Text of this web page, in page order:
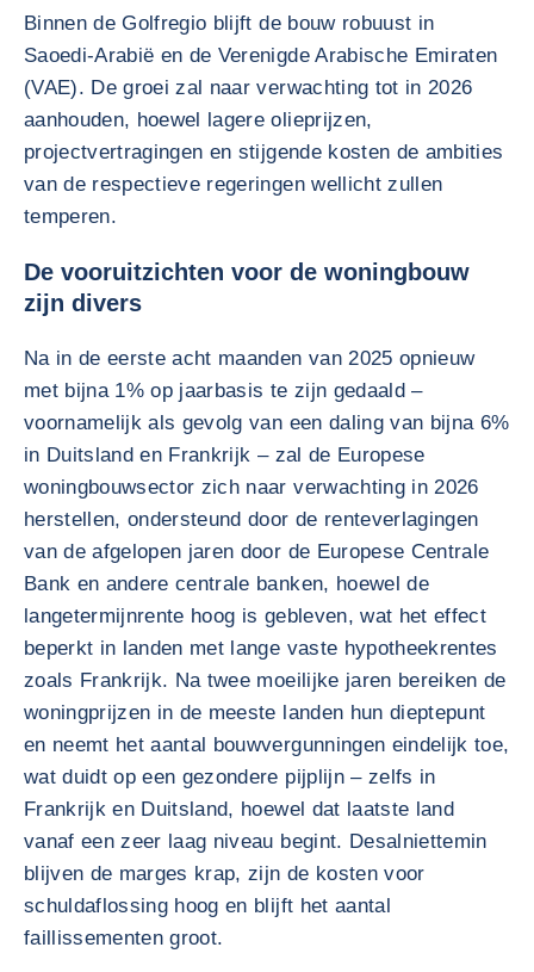
Binnen de Golfregio blijft de bouw robuust in
Saoedi-Arabië en de Verenigde Arabische Emiraten
(VAE). De groei zal naar verwachting tot in 2026
aanhouden, hoewel lagere olieprijzen,
projectvertragingen en stijgende kosten de ambities
van de respectieve regeringen wellicht zullen
temperen.
De vooruitzichten voor de woningbouw
zijn divers
Na in de eerste acht maanden van 2025 opnieuw
met bijna 1% op jaarbasis te zijn gedaald –
voornamelijk als gevolg van een daling van bijna 6%
in Duitsland en Frankrijk – zal de Europese
woningbouwsector zich naar verwachting in 2026
herstellen, ondersteund door de renteverlagingen
van de afgelopen jaren door de Europese Centrale
Bank en andere centrale banken, hoewel de
langetermijnrente hoog is gebleven, wat het effect
beperkt in landen met lange vaste hypotheekrentes
zoals Frankrijk. Na twee moeilijke jaren bereiken de
woningprijzen in de meeste landen hun dieptepunt
en neemt het aantal bouwvergunningen eindelijk toe,
wat duidt op een gezondere pijplijn – zelfs in
Frankrijk en Duitsland, hoewel dat laatste land
vanaf een zeer laag niveau begint. Desalniettemin
blijven de marges krap, zijn de kosten voor
schuldaflossing hoog en blijft het aantal
faillissementen groot.